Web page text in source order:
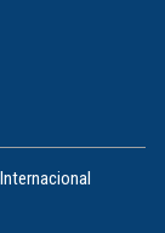
Internacional